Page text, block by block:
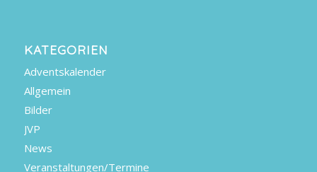
KATEGORIEN
Adventskalender
Allgemein
Bilder
JVP
News
Veranstaltungen/Termine